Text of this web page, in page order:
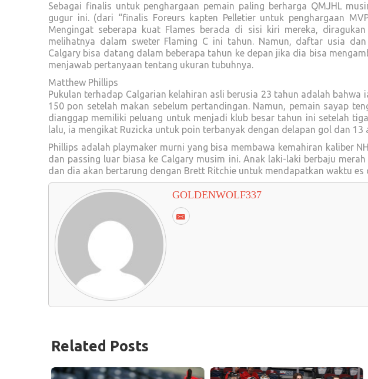
Sebagai finalis untuk penghargaan pemain paling berharga QMJHL
gugur ini. (dari “finalis Foreurs kapten Pelletier untuk penghargaan
Mengingat seberapa kuat Flames berada di sisi kiri mereka,
melihatnya dalam sweter Flaming C ini tahun. Namun, daftar usia
Calgary bisa datang dalam beberapa tahun ke depan jika dia bisa
menjawab pertanyaan tentang ukuran tubuhnya.
Matthew Phillips
Pukulan terhadap Calgarian kelahiran asli berusia 23 tahun adalah bahwa
150 pon setelah makan sebelum pertandingan. Namun, pemain sayap
dianggap memiliki peluang untuk menjadi klub besar tahun ini setelah
lalu, ia mengikat Ruzicka untuk poin terbanyak dengan delapan gol dan
Phillips adalah playmaker murni yang bisa membawa kemahiran kaliber
dan passing luar biasa ke Calgary musim ini. Anak laki-laki berbaju
dan dia akan bertarung dengan Brett Ritchie untuk mendapatkan waktu es
GOLDENWOLF337
Related Posts